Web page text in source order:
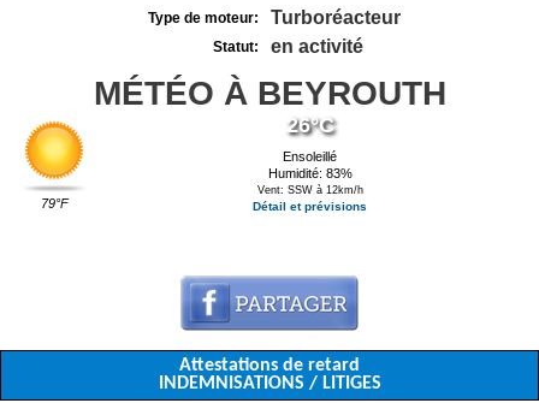
Type de moteur: Turboréacteur
Statut: en activité
MÉTÉO À BEYROUTH
79°F
26°C
Ensoleillé
Humidité: 83%
Vent: SSW à 12km/h
Détail et prévisions
Attestations de retard
INDEMNISATIONS / LITIGES